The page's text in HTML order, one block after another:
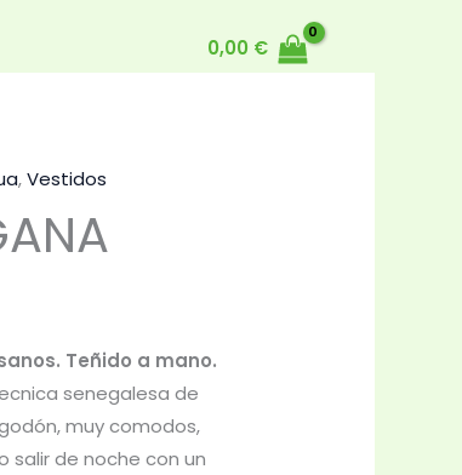
0,00 €
,Vestidos
Teñido a mano.
senegalesa de
muy comodos,
salir de noche con un